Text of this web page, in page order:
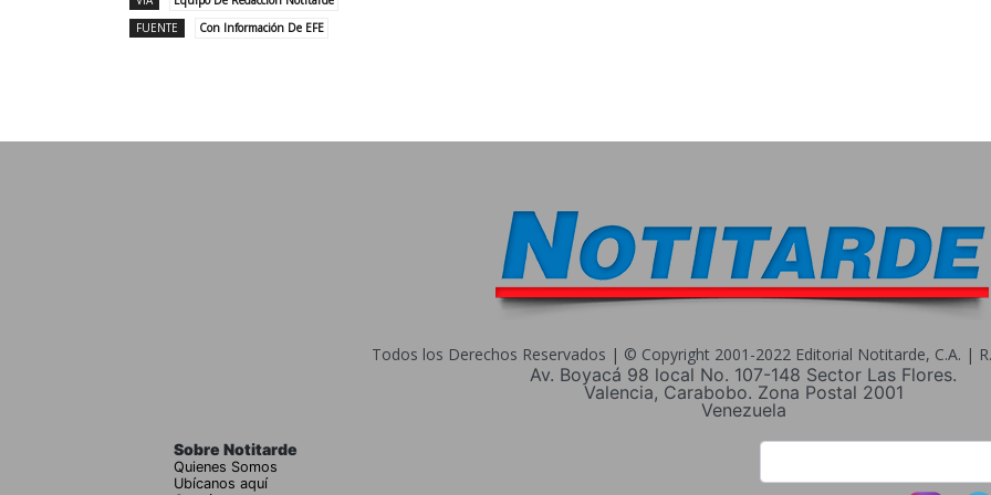
FUENTE
Con Información De EFE
Todos los Derechos Reservados | © Copyright 2001-2022 Editorial Notitarde, C.A. |
Av. Boyacá 98 local No. 107-148 Sector Las Flores.
Valencia, Carabobo. Zona Postal 2001
Venezuela
Sobre Notitarde
Quienes Somos
Ubícanos aquí